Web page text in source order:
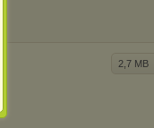
2,7 MB